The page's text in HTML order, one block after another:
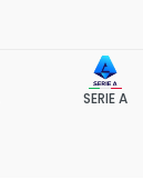
SERIE A